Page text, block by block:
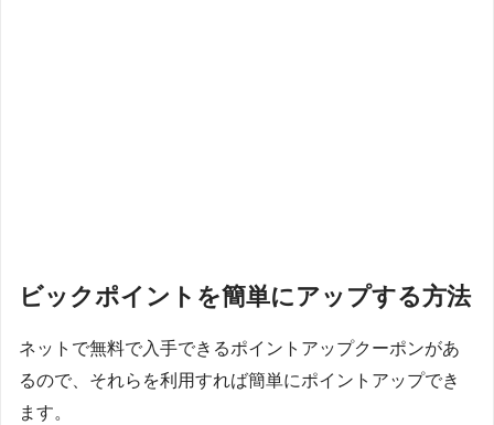
ビックポイントを簡単にアップする方法
ネットで無料で入手できるポイントアップクーポンがあ
るので、それらを利用すれば簡単にポイントアップでき
ます。